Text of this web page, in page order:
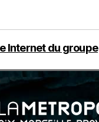
Internet du groupe